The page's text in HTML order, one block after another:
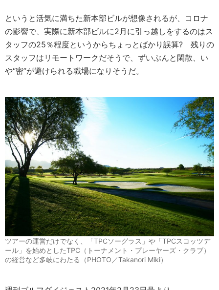
というと活気に満ちた新本部ビルが想像されるが、コロナ
の影響で、実際に新本部ビルに2月に引っ越しをするのはス
タッフの25％程度というからちょっとばかり誤算? 残りの
スタッフはリモートワークだそうで、ずいぶんと閑散、い
や“密”が避けられる職場になりそうだ。
ツアーの運営だけでなく、「TPCソーグラス」や「TPCスコッツデ
ール」を始めとしたTPC（トーナメント・プレーヤーズ・クラブ）
の経営など多岐にわたる（PHOTO／Takanori Miki）